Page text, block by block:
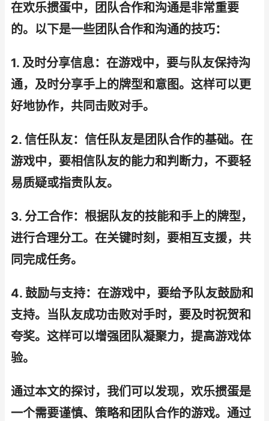
在欢乐掼蛋中，团队合作和沟通是非常重要
的。以下是一些团队合作和沟通的技巧：
1. 及时分享信息：在游戏中，要与队友保持沟
通，及时分享手上的牌型和意图。这样可以更
好地协作，共同击败对手。
2. 信任队友：信任队友是团队合作的基础。在
游戏中，要相信队友的能力和判断力，不要轻
易质疑或指责队友。
3. 分工合作：根据队友的技能和手上的牌型，
进行合理分工。在关键时刻，要相互支援，共
同完成任务。
4. 鼓励与支持：在游戏中，要给予队友鼓励和
支持。当队友成功击败对手时，要及时祝贺和
夸奖。这样可以增强团队凝聚力，提高游戏体
验。
通过本文的探讨，我们可以发现，欢乐掼蛋是
一个需要谨慎、策略和团队合作的游戏。通过